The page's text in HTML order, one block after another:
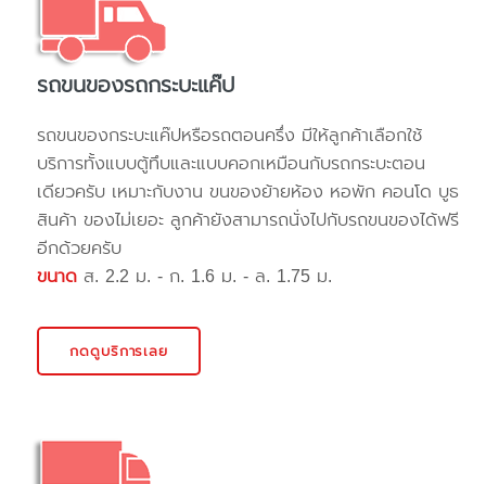
รถขนของรถกระบะแค๊ป
รถขนของกระบะแค๊ปหรือรถตอนครึ่ง มีให้ลูกค้าเลือกใช้
บริการทั้งแบบตู้ทึบและแบบคอกเหมือนกับรถกระบะตอน
เดียวครับ เหมาะกับงาน ขนของย้ายห้อง หอพัก คอนโด บูธ
สินค้า ของไม่เยอะ ลูกค้ายังสามารถนั่งไปกับรถขนของได้ฟรี
อีกด้วยครับ
ขนาด ส. 2.2 ม. - ก. 1.6 ม. - ล. 1.75 ม.
กดดูบริการเลย